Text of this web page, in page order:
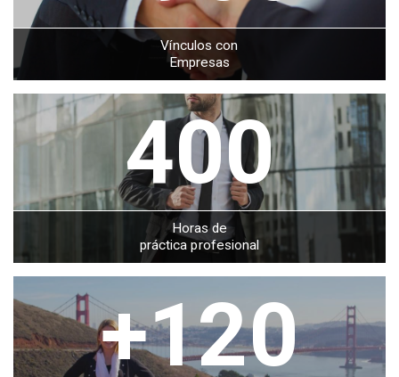
Vínculos con
Empresas
400
Horas de
práctica profesional
+120